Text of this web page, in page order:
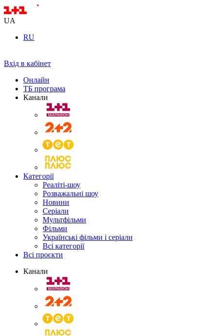
UA
RU
Вхід в кабінет
Онлайн
ТБ програма
Канали
Категорії
Реаліті-шоу
Розважальні шоу
Новини
Серіали
Мультфільми
Фільми
Українські фільми і серіали
Всі категорії
Всі проєкти
Канали